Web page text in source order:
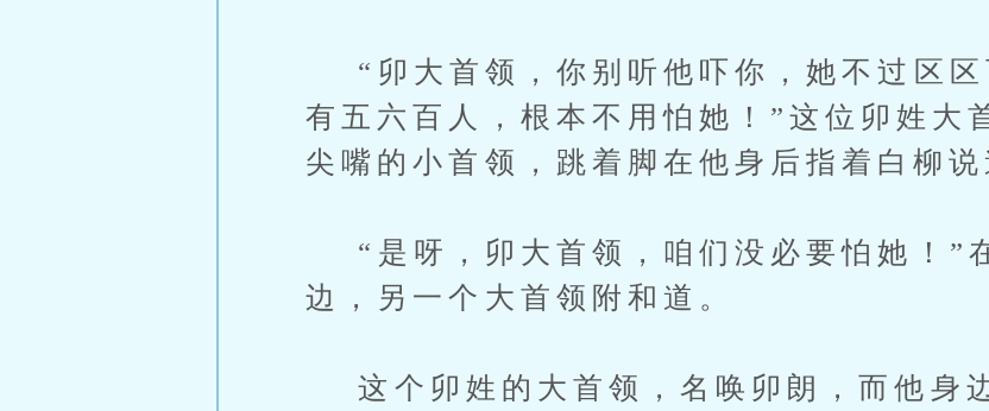
“卯大首领，你别听他吓你，她不过区区
有五六百人，根本不用怕她！”这位卯姓大
尖嘴的小首领，跳着脚在他身后指着白柳说
“是呀，卯大首领，咱们没必要怕她！”
边，另一个大首领附和道。
这个卯姓的大首领，名唤卯朗，而他身